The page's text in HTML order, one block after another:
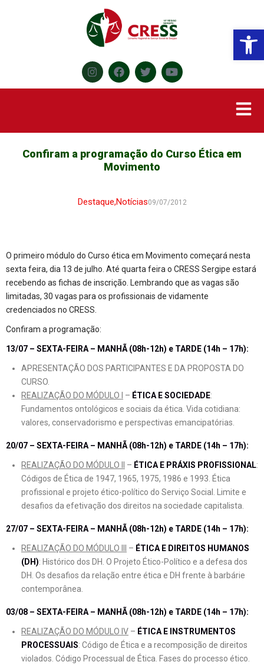
Confiram a programação do Curso Ética em
Movimento
Destaque,Notícias09/07/2012
O primeiro módulo do Curso ética em Movimento começará nesta
sexta feira, dia 13 de julho. Até quarta feira o CRESS Sergipe estará
recebendo as fichas de inscrição. Lembrando que as vagas são
limitadas, 30 vagas para os profissionais de vidamente
credenciados no CRESS.
Confiram a programação:
13/07 – SEXTA-FEIRA – MANHÃ (08h-12h) e TARDE (14h – 17h):
APRESENTAÇÃO DOS PARTICIPANTES E DA PROPOSTA DO
CURSO.
REALIZAÇÃO DO MÓDULO I
– ÉTICA E SOCIEDADE:
Fundamentos ontológicos e sociais da ética. Vida cotidiana:
valores, conservadorismo e perspectivas emancipatórias.
20/07 – SEXTA-FEIRA – MANHÃ (08h-12h) e TARDE (14h – 17h):
REALIZAÇÃO DO MÓDULO II – ÉTICA E PRÁXIS PROFISSIONAL:
Códigos de Ética de 1947, 1965, 1975, 1986 e 1993. Ética
profissional e projeto ético-político do Serviço Social. Limite e
desafios da efetivação dos direitos na sociedade capitalista.
27/07 – SEXTA-FEIRA – MANHÃ (08h-12h) e TARDE (14h – 17h):
REALIZAÇÃO DO MÓDULO III – ÉTICA E DIREITOS HUMANOS
(DH): Histórico dos DH. O Projeto Ético-Político e a defesa dos
DH. Os desafios da relação entre ética e DH frente à barbárie
contemporânea.
03/08 – SEXTA-FEIRA – MANHÃ (08h-12h) e TARDE (14h – 17h):
REALIZAÇÃO DO MÓDULO IV – ÉTICA E INSTRUMENTOS
PROCESSUAIS: Código de Ética e a recomposição de direitos
violados. Código Processual de Ética. Fases do processo ético.